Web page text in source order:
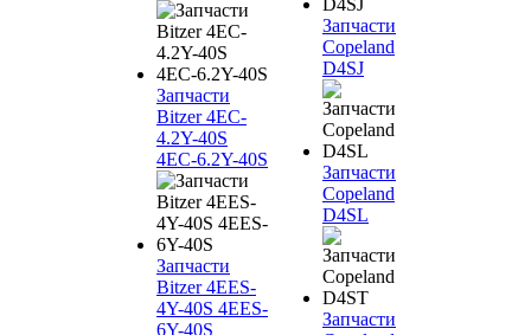
Запчасти
Bitzer 4EC-
4.2Y-40S
4EC-6.2Y-40S
Запчасти
Bitzer 4EES-
4Y-40S 4EES-
6Y-40S
Запчасти
Copeland
D4SJ
Запчасти
Copeland
D4SL
Запчасти